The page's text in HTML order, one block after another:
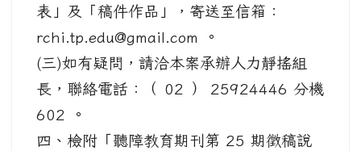
表」及「稿件作品」，寄送至信箱：
rchi.tp.edu@gmail.com 。
(三)如有疑問，請洽本案承辦人力靜搖組
長，聯絡電話：（ 02 ） 25924446 分機
602 。
四、檢附「聽障教育期刊第 25 期徵稿說